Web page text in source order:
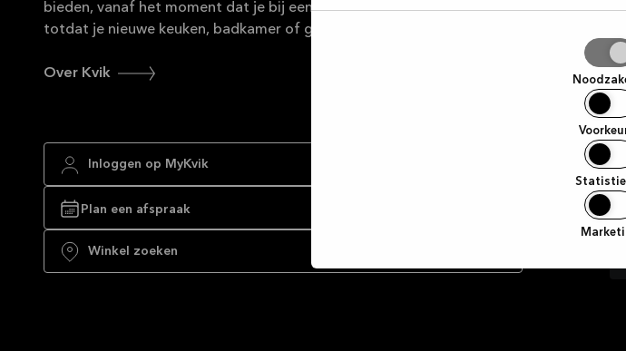
bieden, vanaf het moment dat je bij een van onze winkels binnenstapt,
totdat je nieuwe keuken, badkamer of garderobe helemaal klaar is.
Over Kvik
Inloggen op MyKvik
Plan een afspraak
Winkel zoeken